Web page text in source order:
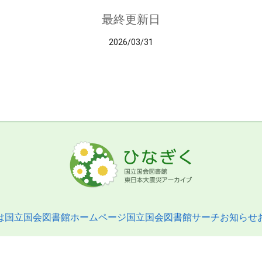
最終更新日
2026/03/31
国立国会図書館ホームページ国立国会図書館サーチお知らせ